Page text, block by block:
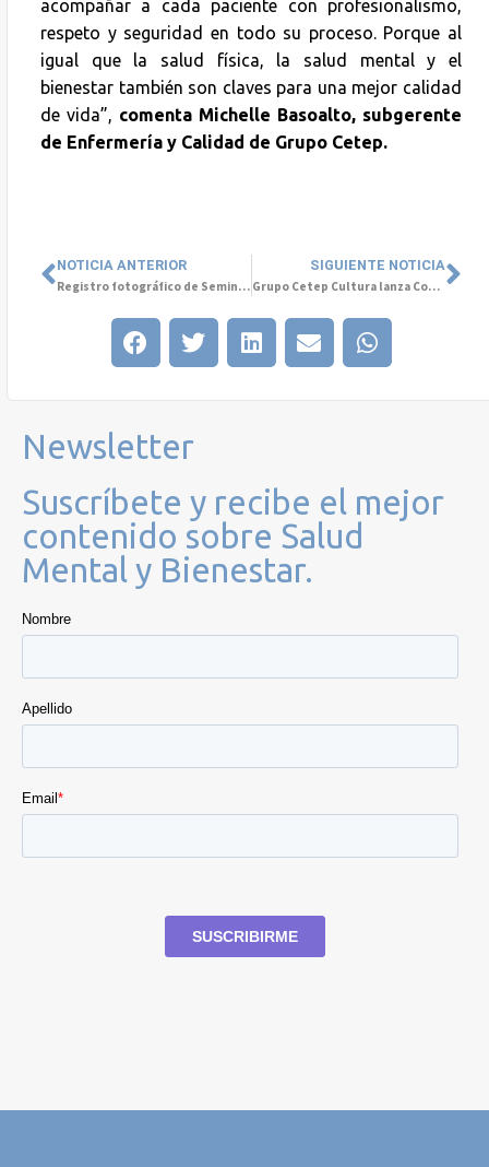
acompañar a cada paciente con profesionalismo,
respeto y seguridad en todo su proceso. Porque al
igual que la salud física, la salud mental y el
bienestar también son claves para una mejor calidad
de vida”, comenta Michelle Basoalto, subgerente
de Enfermería y Calidad de Grupo Cetep.
NOTICIA ANTERIOR
Registro fotográfico de Seminario “Nuevas Generaciones en Crisis”
SIGUIENTE NOTICIA
Grupo Cetep Cultura lanza Convocatoria Internacional de Cuentos Breves de Salud Mental infanto-juvenil
Newsletter
Suscríbete y recibe el mejor
contenido sobre Salud
Mental y Bienestar.